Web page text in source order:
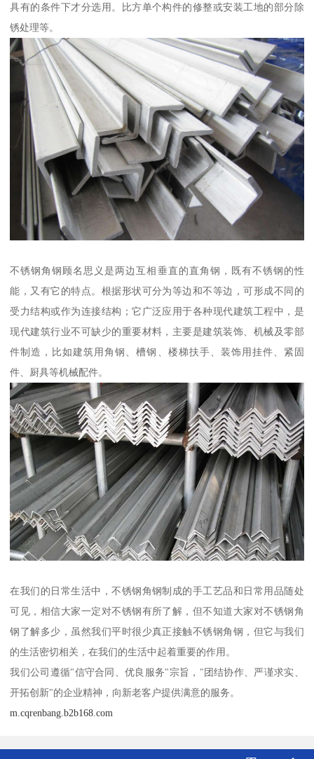
具有的条件下才分选用。比方单个构件的修整或安装工地的部分除
锈处理等。
不锈钢角钢顾名思义是两边互相垂直的直角钢，既有不锈钢的性
能，又有它的特点。根据形状可分为等边和不等边，可形成不同的
受力结构或作为连接结构；它广泛应用于各种现代建筑工程中，是
现代建筑行业不可缺少的重要材料，主要是建筑装饰、机械及零部
件制造，比如建筑用角钢、槽钢、楼梯扶手、装饰用挂件、紧固
件、厨具等机械配件。
在我们的日常生活中，不锈钢角钢制成的手工艺品和日常用品随处
可见，相信大家一定对不锈钢有所了解，但不知道大家对不锈钢角
钢了解多少，虽然我们平时很少真正接触不锈钢角钢，但它与我们
的生活密切相关，在我们的生活中起着重要的作用。
我们公司遵循"信守合同、优良服务"宗旨，"团结协作、严谨求实、
开拓创新"的企业精神，向新老客户提供满意的服务。
m.cqrenbang.b2b168.com